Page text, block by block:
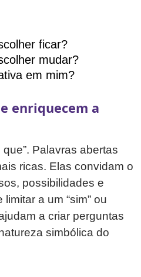
ficar?
mudar?
em mim?
enriquecem a
que”. Palavras abertas
ricas. Elas convidam o
possibilidades e
a um “sim” ou
a criar perguntas
simbólica do